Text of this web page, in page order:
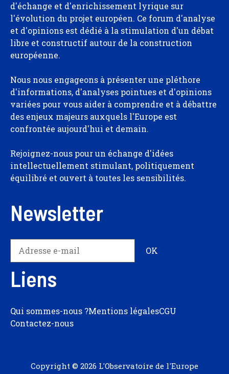
d'échange et d'enrichissement lyrique sur
l'évolution du projet européen. Ce forum d'analyse
et d'opinions est dédié à la stimulation d'un débat
libre et constructif autour de la construction
européenne.
Nous nous engageons à présenter une pléthore
d'informations, d'analyses pointues et d'opinions
variées pour vous aider à comprendre et à débattre
des enjeux majeurs auxquels l'Europe est
confrontée aujourd'hui et demain.
Rejoignez-nous pour un échange d'idées
intellectuellement stimulant, politiquement
équilibré et ouvert à toutes les sensibilités.
Newsletter
Liens
Qui sommes-nous ?Mentions légalesCGU
Contactez-nous
Copyright © 2026 L'Observatoire de l'Europe